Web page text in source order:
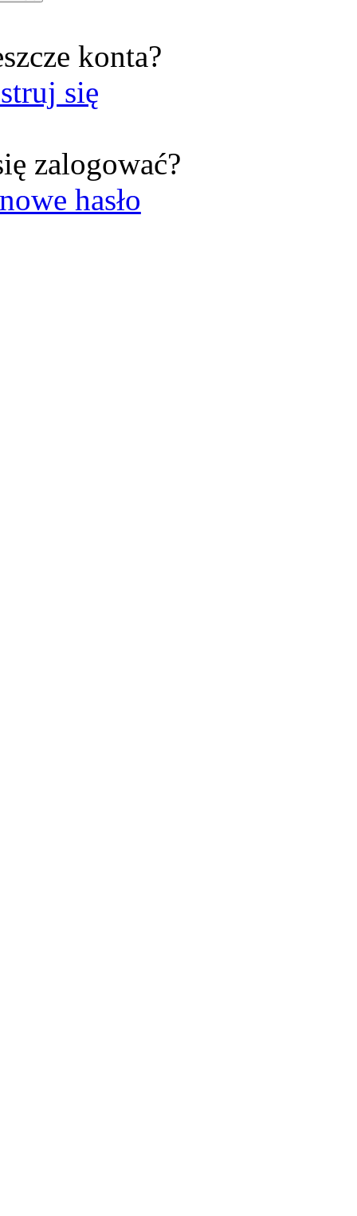
konta?
się
zalogować?
hasło